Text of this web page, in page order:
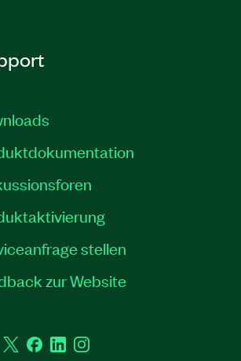
stellen
zur Website
TwitterFacebookLinkedInInstagram